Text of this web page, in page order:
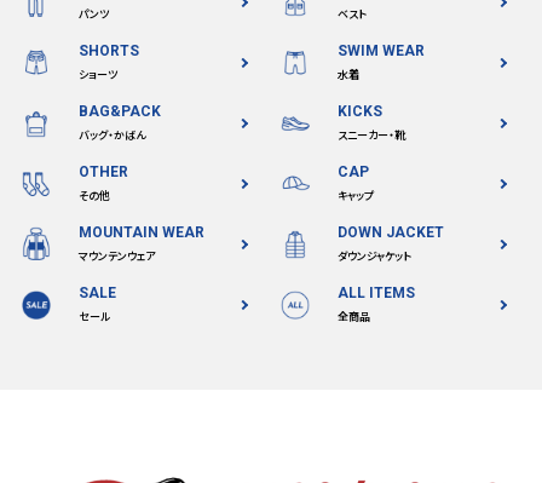
パンツ ベスト
SHORTS
ショーツ
SWIM WEAR
水着
BAG&PACK
バッグ・かばん
KICKS
スニーカー・靴
OTHER
その他
CAP
キャップ
MOUNTAIN WEAR
マウンテンウェア
DOWN JACKET
ダウンジャケット
SALE
セール
ALL ITEMS
全商品